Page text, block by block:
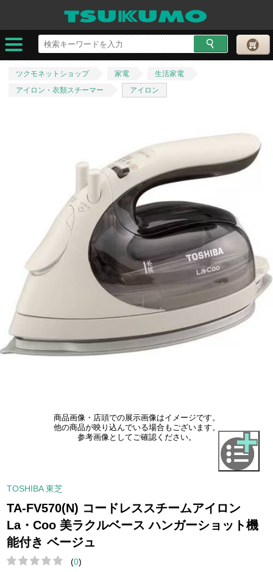
ツクモネットショップ 家電
生活家電
アイロン・衣類スチーマー
アイロン
商品画像・店頭での展示画像はイメージです。
他の商品が映り込んでいる場合もございます。
参考画像としてご確認ください。
TOSHIBA 東芝
TA-FV570(N) コードレススチームアイロン
La・Coo 美ラクルベース ハンガーショット機
能付き ベージュ
(0)